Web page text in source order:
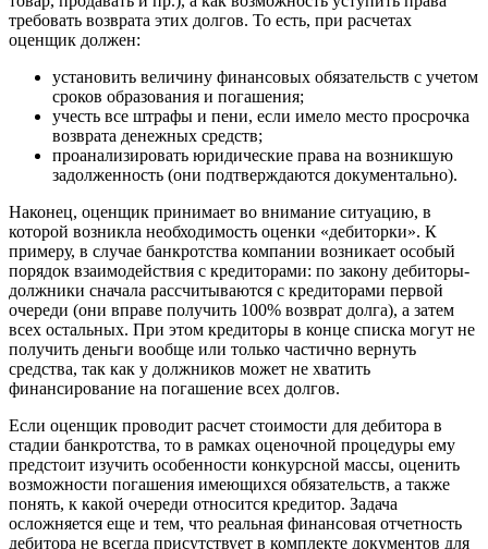
требовать возврата этих долгов. То есть, при расчетах
оценщик должен:
установить величину финансовых обязательств с учетом
сроков образования и погашения;
учесть все штрафы и пени, если имело место просрочка
возврата денежных средств;
проанализировать юридические права на возникшую
задолженность (они подтверждаются документально).
Наконец, оценщик принимает во внимание ситуацию, в
которой возникла необходимость оценки «дебиторки». К
примеру, в случае банкротства компании возникает особый
порядок взаимодействия с кредиторами: по закону дебиторы-
должники сначала рассчитываются с кредиторами первой
очереди (они вправе получить 100% возврат долга), а затем
всех остальных. При этом кредиторы в конце списка могут не
получить деньги вообще или только частично вернуть
средства, так как у должников может не хватить
финансирование на погашение всех долгов.
Если оценщик проводит расчет стоимости для дебитора в
стадии банкротства, то в рамках оценочной процедуры ему
предстоит изучить особенности конкурсной массы, оценить
возможности погашения имеющихся обязательств, а также
понять, к какой очереди относится кредитор. Задача
осложняется еще и тем, что реальная финансовая отчетность
дебитора не всегда присутствует в комплекте документов для
Городец
Горячий Ключ
Губкин
Губкинский
Гуково
Гулькевичи
Гусев
Гусь-Хрустальный
Дедовск
Дербент
Джанкой
Дзержинск
Дзержинский
Димитровград
Долгопрудный
Домодедово
Донецк
Дубна
Дюртюли